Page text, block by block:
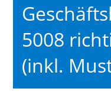
5008
(inkl.